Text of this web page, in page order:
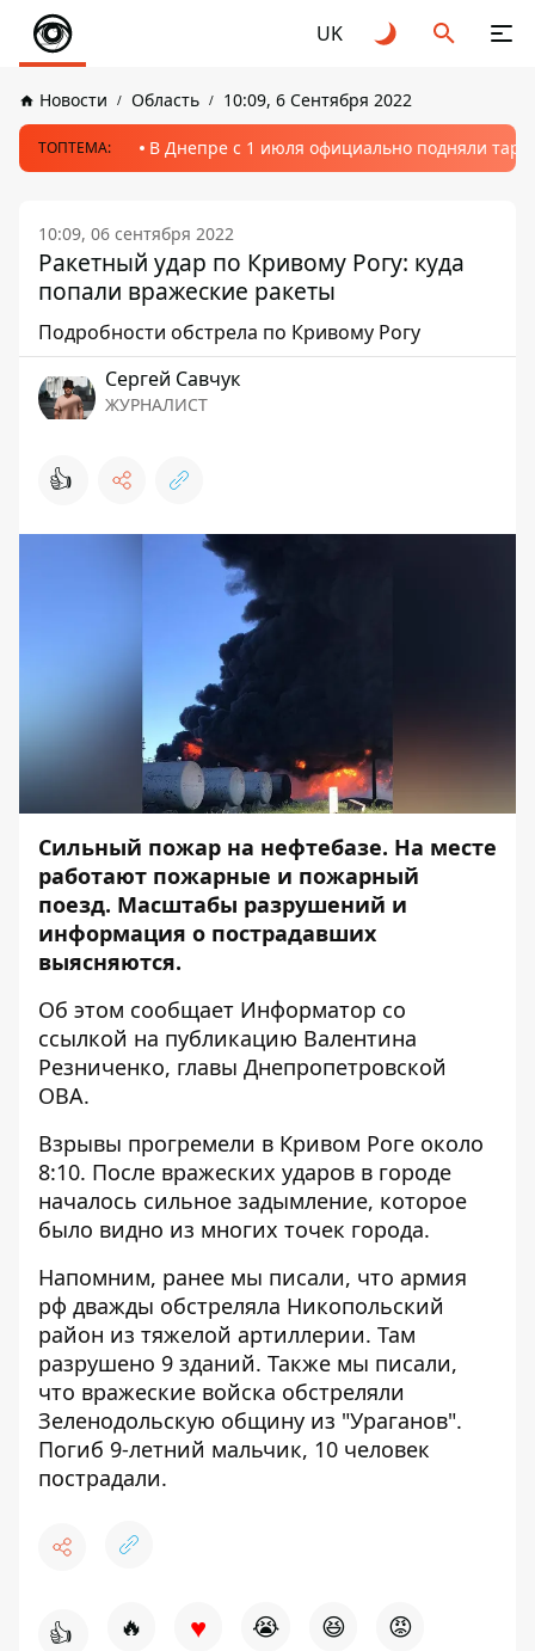
UK
Новости Область 10:09, 6 Сентября 2022
ТОПТЕМА: В Днепре с 1 июля официально подняли
10:09, 06 сентября 2022
Ракетный удар по Кривому Рогу: куда
попали вражеские ракеты
Подробности обстрела по Кривому Рогу
Сергей Савчук
ЖУРНАЛИСТ
👍
Сильный пожар на нефтебазе. На месте
работают пожарные и пожарный
поезд. Масштабы разрушений и
информация о пострадавших
выясняются.
Об этом сообщает Информатор со
ссылкой на публикацию Валентина
Резниченко, главы Днепропетровской
ОВА.
Взрывы прогремели в Кривом Роге около
8:10. После вражеских ударов в городе
началось сильное задымление, которое
было видно из многих точек города.
Напомним, ранее мы писали, что армия
рф дважды обстреляла Никопольский
район из тяжелой артиллерии. Там
разрушено 9 зданий. Также мы писали,
что вражеские войска обстреляли
Зеленодольскую общину из "Ураганов".
Погиб 9-летний мальчик, 10 человек
пострадали.
👍 🔥 ♥ 😭 😆 😡